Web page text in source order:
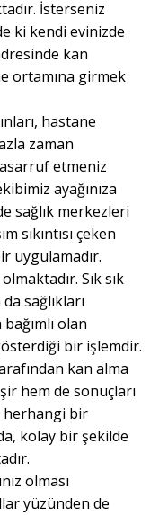
İsterseniz
ki kendi evinizde
kan
ortamına girmek
hastane
zaman
etmeniz
ayağınıza
sağlık merkezleri
sıkıntısı çeken
uygulamadır.
Sık sık
sağlıkları
olan
bir işlemdir.
kan alma
hem de sonuçları
herhangi bir
kolay bir şekilde
olması
yüzünden de